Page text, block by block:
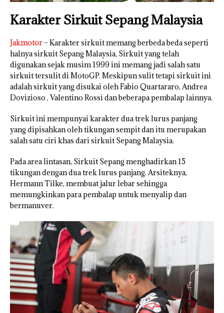
Karakter Sirkuit Sepang Malaysia
Jakmotor – Karakter sirkuit memang berbeda beda seperti
halnya sirkuit Sepang Malaysia, Sirkuit yang telah
digunakan sejak musim 1999 ini memang jadi salah satu
sirkuit tersulit di MotoGP. Meskipun sulit tetapi sirkuit ini
adalah sirkuit yang disukai oleh Fabio Quartararo, Andrea
Dovizioso , Valentino Rossi dan beberapa pembalap lainnya.
Sirkuit ini mempunyai karakter dua trek lurus panjang
yang dipisahkan oleh tikungan sempit dan itu merupakan
salah satu ciri khas dari sirkuit Sepang Malaysia.
Pada area lintasan, Sirkuit Sepang menghadirkan 15
tikungan dengan dua trek lurus panjang. Arsiteknya,
Hermann Tilke, membuat jalur lebar sehingga
memungkinkan para pembalap untuk menyalip dan
bermanuver.